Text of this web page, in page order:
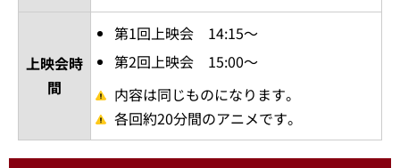
上映会時
間
第1回上映会 14:15～
第2回上映会 15:00～
内容は同じものになります。
各回約20分間のアニメです。